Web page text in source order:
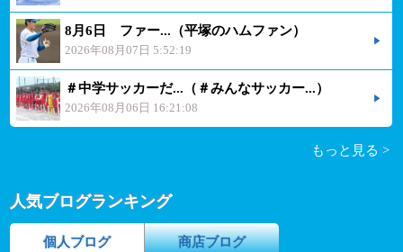
8月6日 ファー...（平塚のハムファン）
2026年08月07日 5:52:19
＃中学サッカーだ...（＃みんなサッカー...）
2026年08月06日 16:21:08
もっと見る >
人気ブログランキング
個人ブログ 商店ブログ